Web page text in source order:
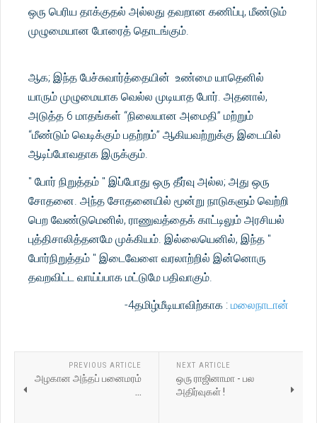
ஒரு பெரிய தாக்குதல் அல்லது தவறான கணிப்பு, மீண்டும்
முழுமையான போரைத் தொடங்கும்.
ஆக; இந்த பேச்சுவார்த்தையின் உண்மை யாதெனில்
யாரும் முழுமையாக வெல்ல முடியாத போர். அதனால்,
அடுத்த 6 மாதங்கள் “நிலையான அமைதி” மற்றும்
“மீண்டும் வெடிக்கும் பதற்றம்” ஆகியவற்றுக்கு இடையில்
ஆடிப்போவதாக இருக்கும்.
" போர் நிறுத்தம் " இப்போது ஒரு தீர்வு அல்ல; அது ஒரு
சோதனை. அந்த சோதனையில் மூன்று நாடுகளும் வெற்றி
பெற வேண்டுமெனில், ராணுவத்தைக் காட்டிலும் அரசியல்
புத்திசாலித்தனமே முக்கியம். இல்லையெனில், இந்த "
போர்நிறுத்தம் " இடைவேளை வரலாற்றில் இன்னொரு
தவறவிட்ட வாய்ப்பாக மட்டுமே பதிவாகும்.
-4தமிழ்மீடியாவிற்காக : மலைநாடான்
PREVIOUS ARTICLE
அழகான அந்தப் பனைமரம்
...
NEXT ARTICLE
ஒரு ராஜினாமா - பல
அதிர்வுகள் !